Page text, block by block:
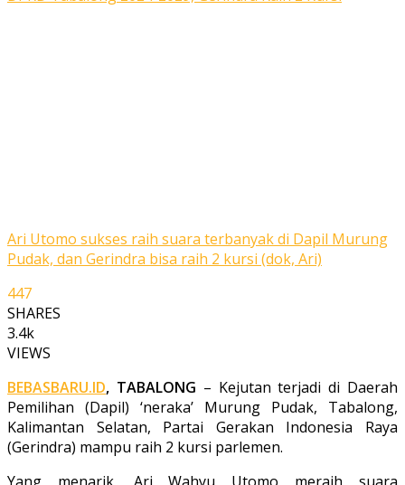
Ari Utomo sukses raih suara terbanyak di Dapil Murung
Pudak, dan Gerindra bisa raih 2 kursi (dok, Ari)
447
SHARES
3.4k
VIEWS
BEBASBARU.ID, TABALONG – Kejutan terjadi di Daerah
Pemilihan (Dapil) ‘neraka’ Murung Pudak, Tabalong,
Kalimantan Selatan, Partai Gerakan Indonesia Raya
(Gerindra) mampu raih 2 kursi parlemen.